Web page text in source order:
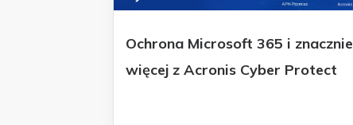
Ochrona Microsoft 365 i znacznie
więcej z Acronis Cyber Protect